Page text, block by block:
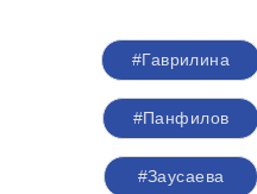
#Гаврилина
#Панфилов
#Заусаева